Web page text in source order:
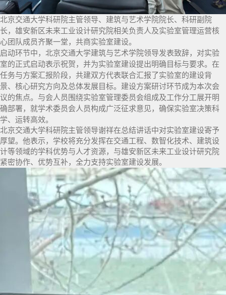
北京交通大学科研院主管领导、建筑与艺术学院院长、科研副院
长，雄安新区未来工业设计研究院相关负责人及实验室管理运营核
心团队成员齐聚一堂，共商实验室建设。
启动环节中，北京交通大学建筑与艺术学院领导发表致辞，对实验
室的正式启动表示祝贺，并为实验室建设提出明确目标与要求。 在
任务与方案汇报阶段，共建双方代表联合汇报了实验室的建设背
景、核心研究方向及总体发展目标。 建设方案研讨环节成为本次会
议的焦点。与会人员围绕实验室管理委员会组成及工作分工展开明
确部署，就学术委员会人员构成广泛征求意见，确保实验室决策科
学、运转高效。
北京交通大学科研院主管领导谢祥在总结讲话中对实验室建设寄予
厚望。他表示，学校将充分发挥在交通工程、数智化技术、建筑设
计等领域的学科优势与人才资源，与雄安新区未来工业设计研究院
紧密协作、优势互补，全力支持实验室建设发展。